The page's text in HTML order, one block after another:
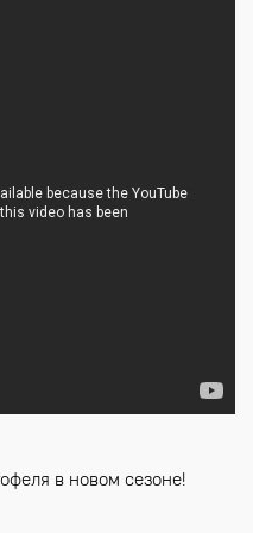
в новом сезоне!